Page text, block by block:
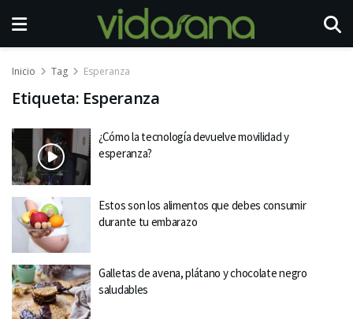
Inicio Tag Esperanza
Etiqueta: Esperanza
¿Cómo la tecnología devuelve movilidad y
esperanza?
Estos son los alimentos que debes consumir
durante tu embarazo
Galletas de avena, plátano y chocolate negro
saludables